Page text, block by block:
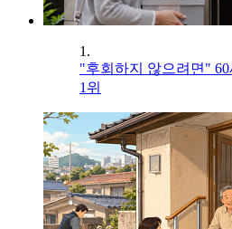
1.
"후회하지 않으려면"
1위